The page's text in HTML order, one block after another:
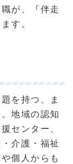
が、『伴走
す。
を持つ、ま
地域の認知
センター、
介護・福祉
個人からも